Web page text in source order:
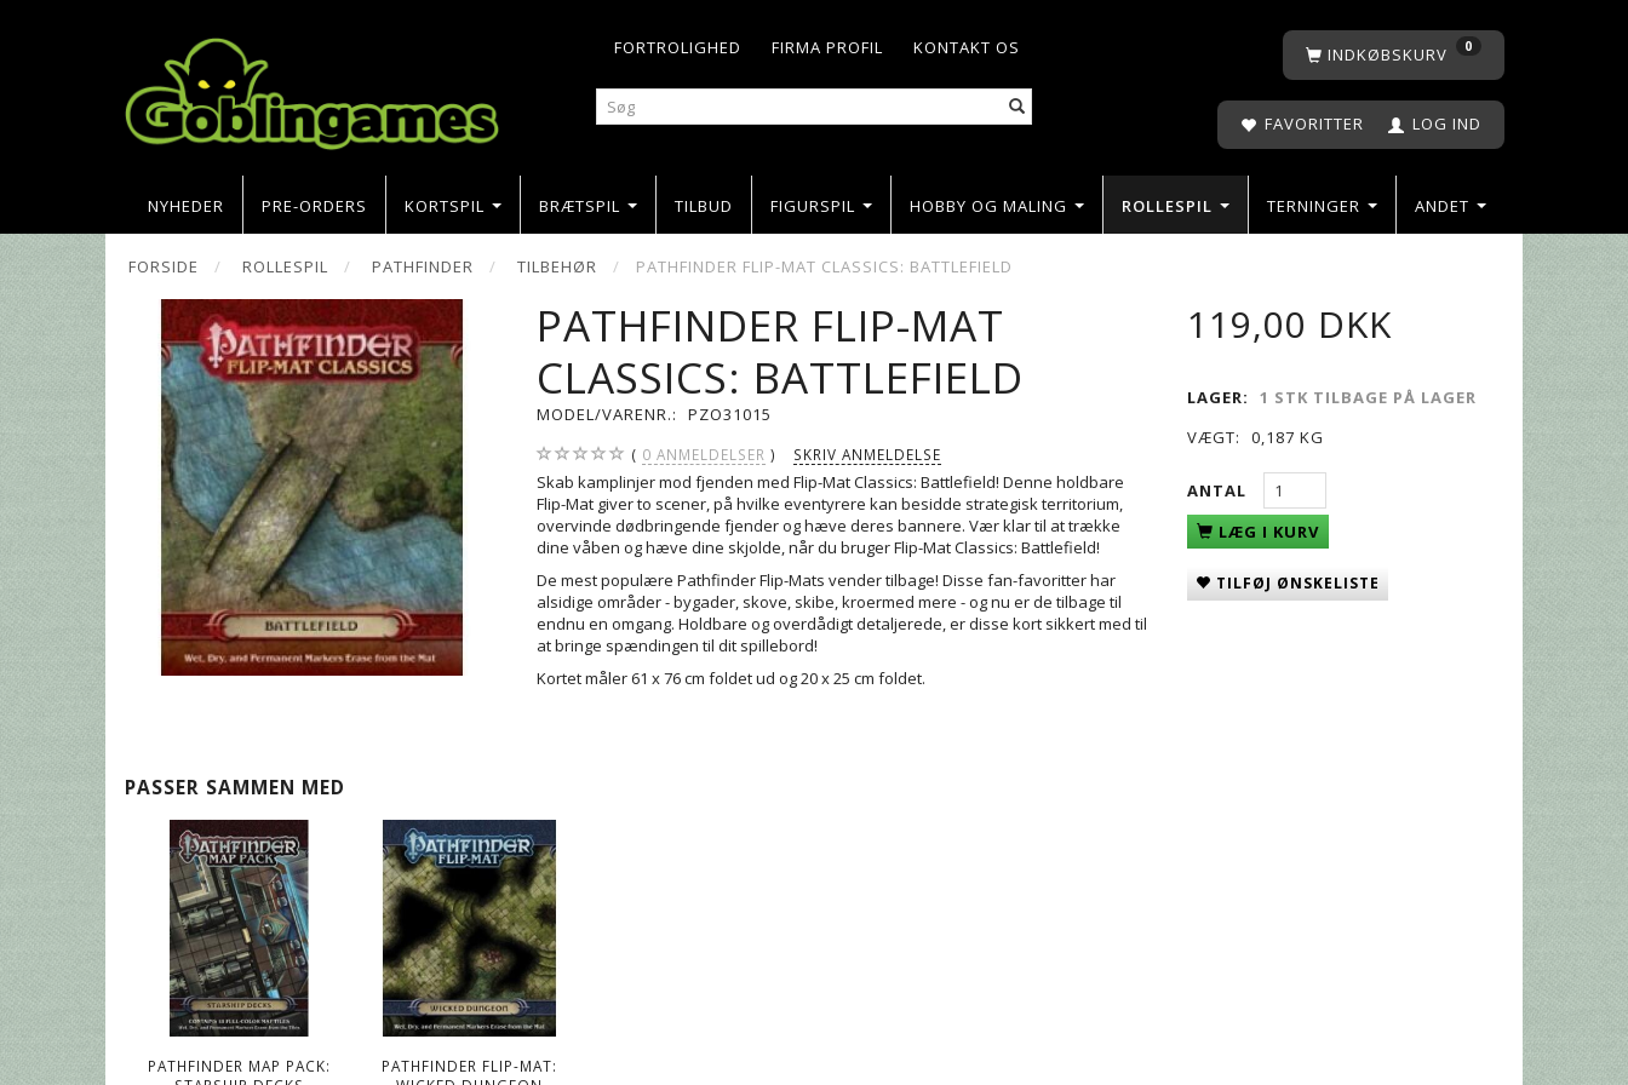
KONTAKT OS
FIRMA PROFIL
FORTROLIGHED INDKØBSKURV 0
FAVORITTER LOG IND
NYHEDER PRE-ORDERS KORTSPIL BRÆTSPIL TILBUD FIGURSPIL HOBBY OG MALING ROLLESPIL TERNINGER ANDET
FORSIDE ROLLESPIL PATHFINDER TILBEHØR PATHFINDER FLIP-MAT CLASSICS: BATTLEFIELD
PATHFINDER FLIP-MAT
CLASSICS: BATTLEFIELD
MODEL/VARENR.: PZO31015
0 ANMELDELSER SKRIV ANMELDELSE
Skab kamplinjer mod fjenden med Flip-Mat Classics: Battlefield! Denne holdbare
Flip-Mat giver to scener, på hvilke eventyrere kan besidde strategisk territorium,
overvinde dødbringende fjender og hæve deres bannere. Vær klar til at trække
dine våben og hæve dine skjolde, når du bruger Flip-Mat Classics: Battlefield!
De mest populære Pathfinder Flip-Mats vender tilbage! Disse fan-favoritter har
alsidige områder - bygader, skove, skibe, kroermed mere - og nu er de tilbage til
endnu en omgang. Holdbare og overdådigt detaljerede, er disse kort sikkert med til
at bringe spændingen til dit spillebord!
Kortet måler 61 x 76 cm foldet ud og 20 x 25 cm foldet.
119,00 DKK
LAGER:
1 STK TILBAGE PÅ LAGER
VÆGT:
0,187 KG
ANTAL
LÆG I KURV
TILFØJ ØNSKELISTE
PASSER SAMMEN MED
PATHFINDER MAP PACK:
PATHFINDER FLIP-MAT: